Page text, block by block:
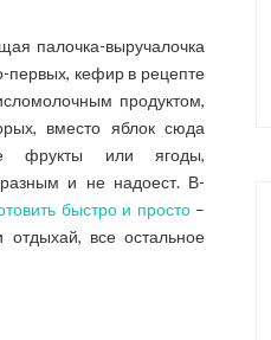
палочка-выручалочка
первых, кефир в рецепте
продуктом,
вместо яблок сюда
фрукты или ягоды,
разным и не надоест. В-
быстро и просто–
все остальное